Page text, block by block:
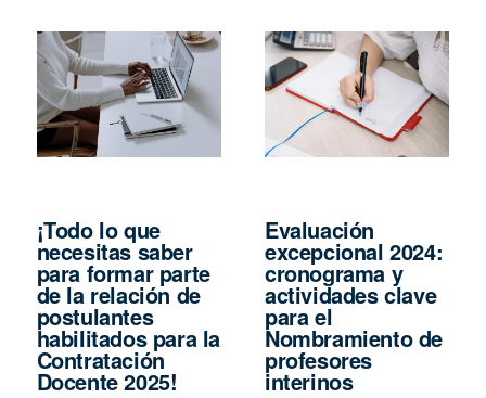
¡Todo lo que
necesitas saber
para formar parte
de la relación de
postulantes
habilitados para la
Contratación
Docente 2025!
Evaluación
excepcional 2024:
cronograma y
actividades clave
para el
Nombramiento de
profesores
interinos